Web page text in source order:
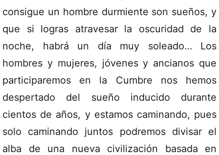
consigue un hombre durmiente son sueños, y
que si logras atravesar la oscuridad de la
noche, habrá un día muy soleado… Los
hombres y mujeres, jóvenes y ancianos que
participaremos en la Cumbre nos hemos
despertado del sueño inducido durante
cientos de años, y estamos caminando, pues
solo caminando juntos podremos divisar el
alba de una nueva civilización basada en